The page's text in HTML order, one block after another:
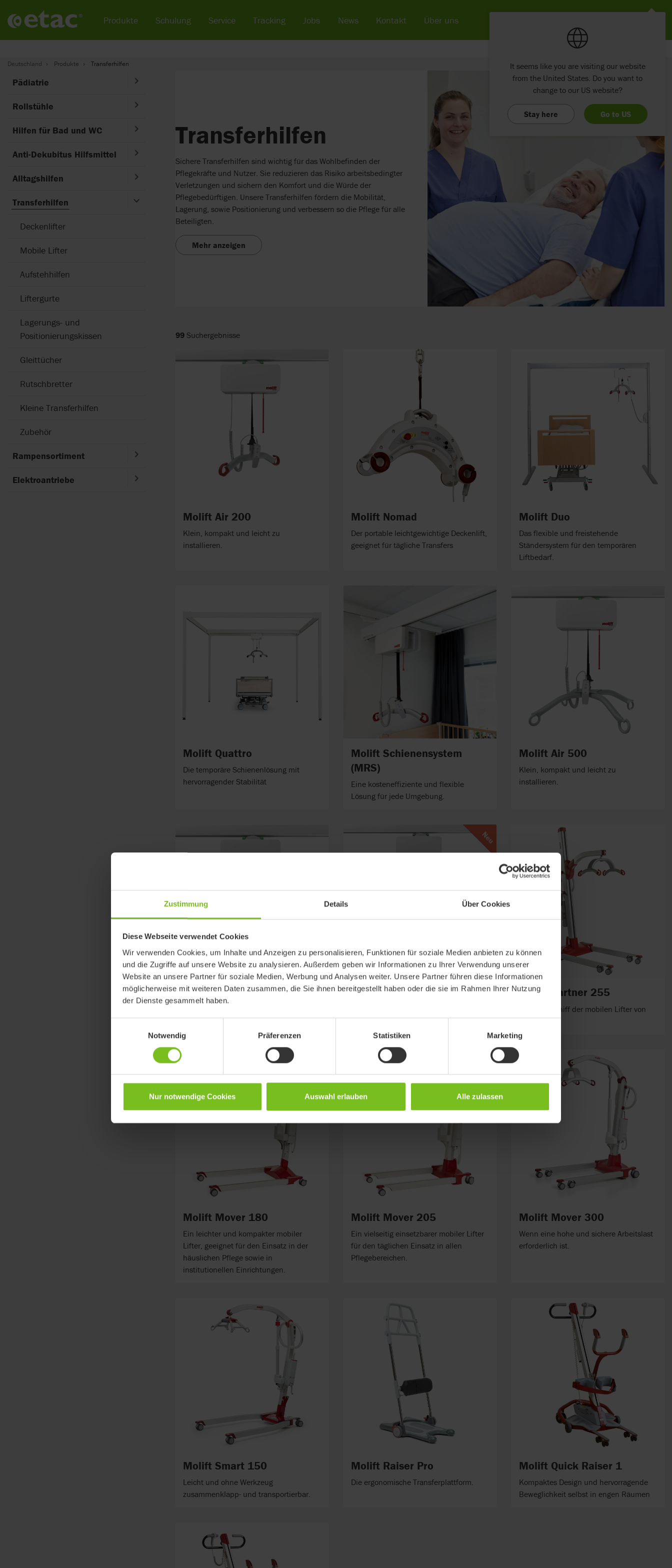
Zustimmung Details Über Cookies
Diese Webseite verwendet Cookies
Wir verwenden Cookies, um Inhalte und Anzeigen zu personalisieren, Funktionen für soziale Medien anbieten zu können
und die Zugriffe auf unsere Website zu analysieren. Außerdem geben wir Informationen zu Ihrer Verwendung unserer
Website an unsere Partner für soziale Medien, Werbung und Analysen weiter. Unsere Partner führen diese Informationen
möglicherweise mit weiteren Daten zusammen, die Sie ihnen bereitgestellt haben oder die sie im Rahmen Ihrer Nutzung
der Dienste gesammelt haben.
Notwendig
Präferenzen Statistiken Marketing
Nur notwendige Cookies Auswahl erlauben Alle zulassen
Deutschland Produkte Transferhilfen
Pädiatrie
Rollstühle
Hilfen für Bad und WC
Anti-Dekubitus Hilfsmittel
Alltagshilfen
Transferhilfen
Deckenlifter
Mobile Lifter
Aufstehhilfen
Liftergurte
Lagerungs- und
Positionierungskissen
Gleittücher
Rutschbretter
Kleine Transferhilfen
Zubehör
Rampensortiment
Elektroantriebe
Transferhilfen
Sichere Transferhilfen sind wichtig für das Wohlbefinden der
Pflegekräfte und Nutzer. Sie reduzieren das Risiko arbeitsbedingter
Verletzungen und sichern den Komfort und die Würde der
Pflegebedürftigen. Unsere Transferhilfen fördern die Mobilität,
Lagerung, sowie Positionierung und verbessern so die Pflege für alle
Beteiligten.
Mehr anzeigen
99 Suchergebnisse
Molift Air 200
Klein, kompakt und leicht zu
installieren.
Molift Nomad
Der portable leichtgewichtige Deckenlift,
geeignet für tägliche Transfers
Molift Duo
Das flexible und freistehende
Ständersystem für den temporären
Liftbedarf.
Molift Quattro
Die temporäre Schienenlösung mit
hervorragender Stabilität
Molift Schienensystem
(MRS)
Eine kosteneffiziente und flexible
Lösung für jede Umgebung.
Molift Air 500
Klein, kompakt und leicht zu
installieren.
Molift Air 350
installieren.
Neu
Molift Air Tilt
Winkelverstellung.
Molift Partner 255
Das Flaggschiff der mobilen Lifter von
Molift
Molift Mover 180
Ein leichter und kompakter mobiler
Lifter, geeignet für den Einsatz in der
häuslichen Pflege sowie in
institutionellen Einrichtungen.
Molift Mover 205
Ein vielseitig einsetzbarer mobiler Lifter
für den täglichen Einsatz in allen
Pflegebereichen.
Molift Mover 300
Wenn eine hohe und sichere Arbeitslast
erforderlich ist.
Molift Smart 150
Leicht und ohne Werkzeug
zusammenklapp- und transportierbar.
Molift Raiser Pro
Die ergonomische Transferplattform.
Molift Quick Raiser 1
Kompaktes Design und hervorragende
Beweglichkeit selbst in engen Räumen
Produkte Schulung Service Tracking Jobs News Kontakt Über uns
It seems like you are visiting our website
from the United States. Do you want to
change to our US website?
Stay here Go to US